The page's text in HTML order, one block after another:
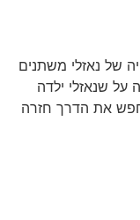
- פרק 23 06:07 - 06:49 חייה של נאזלי משתנים
שנאזלי ילדה
את הדרך חזרה